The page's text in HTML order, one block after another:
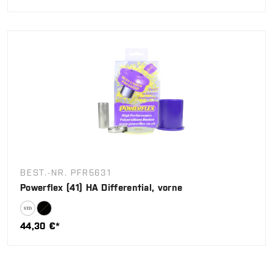
BEST.-NR. PFR5631
Powerflex (41) HA Differential, vorne
44,30 €*